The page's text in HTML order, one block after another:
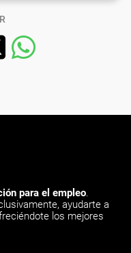
para el empleo.
ayudarte a
los mejores